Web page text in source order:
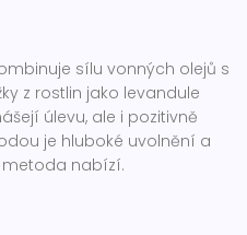
sílu vonných olejů s
z rostlin jako levandule
úlevu, ale i pozitivně
je hluboké uvolnění a
nabízí.